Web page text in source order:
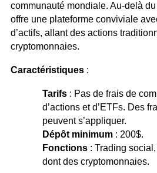
communauté mondiale. Au-delà
offre une plateforme conviviale
d’actifs, allant des actions
cryptomonnaies.
Caractéristiques :
Tarifs : Pas de frais de
d’actions et d’ETFs. Des
peuvent s’appliquer.
Dépôt minimum : 200$.
Fonctions : Trading
dont des cryptomonnaies.